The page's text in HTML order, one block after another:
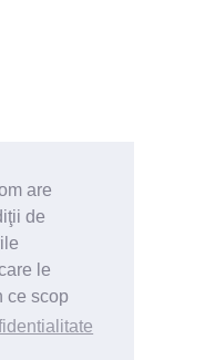
are
de
le
ce scop